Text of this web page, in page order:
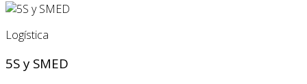
Logística
5S y SMED